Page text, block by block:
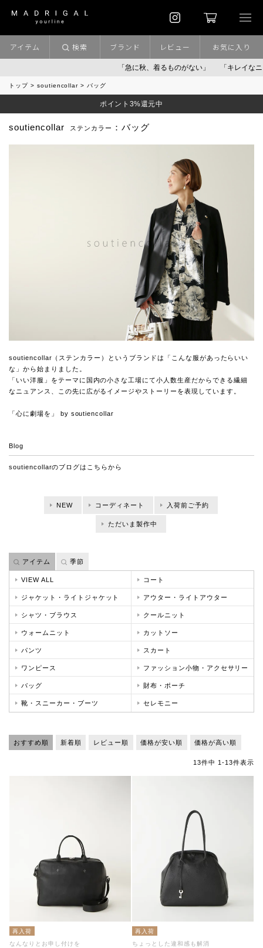
「急に秋、着るものがない」 「キレイなニッ
アイテム 検索 ブランド レビュー お気に入り
トップ soutiencollar バッグ
ポイント3%還元中
soutiencollar ステンカラー ：バッグ
soutiencollar（ステンカラー）というブランドは「こんな服があったらいい
な」から始まりました。
「いい洋服」をテーマに国内の小さな工場にて小人数生産だからできる繊細
なニュアンス、この先に広がるイメージやストーリーを表現しています。
「心に劇場を」 by soutiencollar
Blog
soutiencollarのブログは こちらから
アイテム 季節
NEW コーディネート 入荷前ご予約
ただいま製作中
VIEW ALL コート
ジャケット・ライトジャケット アウター・ライトアウター
シャツ・ブラウス クールニット
ウォームニット カットソー
パンツ スカート
ワンピース ファッション小物・アクセサリー
バッグ 財布・ポーチ
靴・スニーカー・ブーツ セレモニー
おすすめ順 新着順 レビュー順 価格が安い順 価格が高い順
13件中 1-13件表示
再入荷
なんなりとお申し付けを
再入荷
ちょっとした違和感も解消